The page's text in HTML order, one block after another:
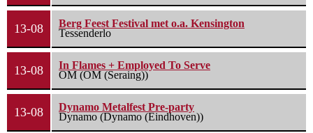
13-08
Berg Feest Festival met o.a. Kensington
Tessenderlo
13-08
In Flames + Employed To Serve
OM (OM (Seraing))
13-08
Dynamo Metalfest Pre-party
Dynamo (Dynamo (Eindhoven))